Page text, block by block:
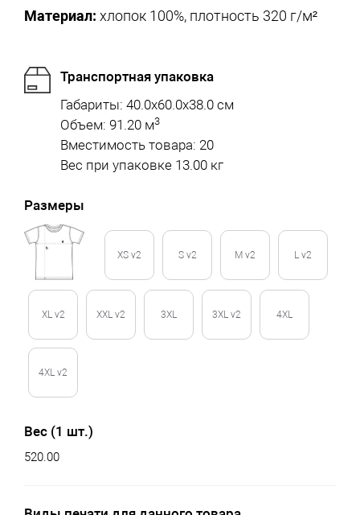
Материал: хлопок 100%, плотность 320 г/м²
Транспортная упаковка
Габариты: 40.0x60.0x38.0 см
Объем: 91.20 м3
Вместимость товара: 20
Вес при упаковке 13.00 кг
Размеры
XS v2 S v2 M v2 L v2
XL v2 XXL v2 3XL 3XL v2 4XL
4XL v2
Вес (1 шт.)
520.00